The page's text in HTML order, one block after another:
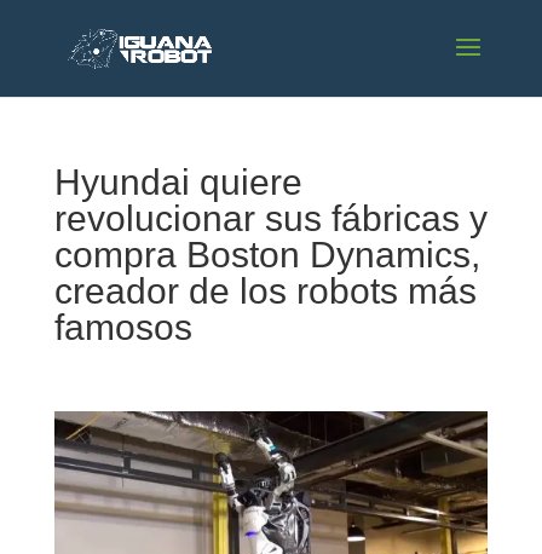
Hyundai quiere
revolucionar sus fábricas y
compra Boston Dynamics,
creador de los robots más
famosos